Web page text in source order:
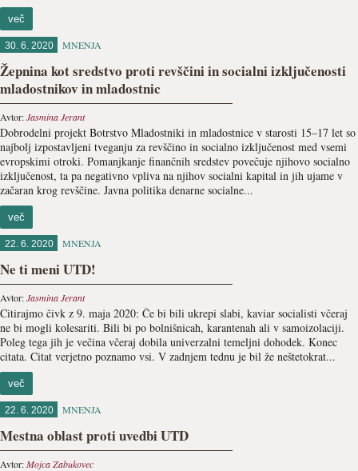
več
30. 6. 2020 MNENJA
Žepnina kot sredstvo proti revščini in socialni izključenosti
mladostnikov in mladostnic
Avtor:Jasmina Jerant
Dobrodelni projekt Botrstvo Mladostniki in mladostnice v starosti 15–17 let so
najbolj izpostavljeni tveganju za revščino in socialno izključenost med vsemi
evropskimi otroki. Pomanjkanje finančnih sredstev povečuje njihovo socialno
izključenost, ta pa negativno vpliva na njihov socialni kapital in jih ujame v
začaran krog revščine. Javna politika denarne socialne...
več
22. 6. 2020 MNENJA
Ne ti meni UTD!
Avtor:Jasmina Jerant
Citirajmo čivk z 9. maja 2020: Če bi bili ukrepi slabi, kaviar socialisti včeraj
ne bi mogli kolesariti. Bili bi po bolnišnicah, karantenah ali v samoizolaciji.
Poleg tega jih je večina včeraj dobila univerzalni temeljni dohodek. Konec
citata. Citat verjetno poznamo vsi. V zadnjem tednu je bil že neštetokrat...
več
22. 6. 2020 MNENJA
Mestna oblast proti uvedbi UTD
Avtor:Mojca Zabukovec